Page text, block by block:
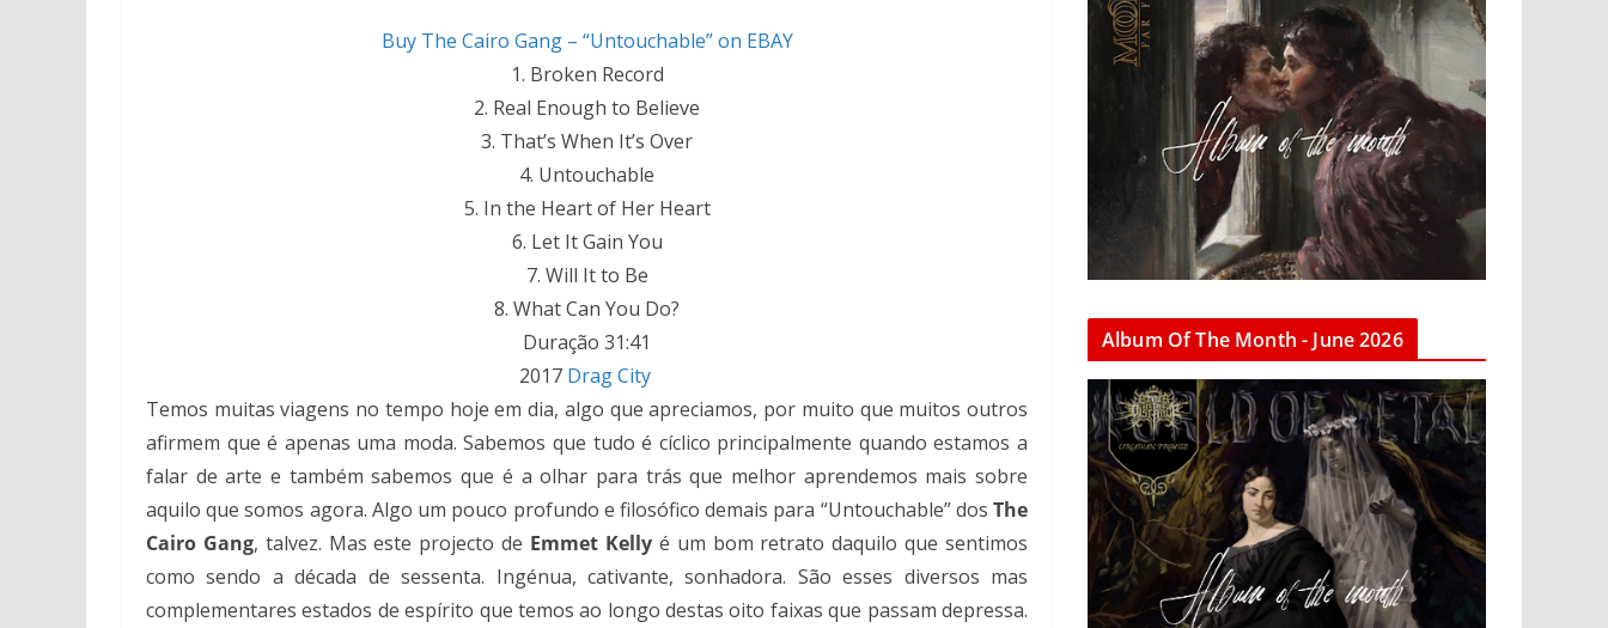
Buy The Cairo Gang – “Untouchable” on EBAY
1. Broken Record
2. Real Enough to Believe
3. That’s When It’s Over
4. Untouchable
5. In the Heart of Her Heart
6. Let It Gain You
7. Will It to Be
8. What Can You Do?
Duração 31:41
2017 Drag City
Temos muitas viagens no tempo hoje em dia, algo que apreciamos, por muito que muitos outros
afirmem que é apenas uma moda. Sabemos que tudo é cíclico principalmente quando estamos a
falar de arte e também sabemos que é a olhar para trás que melhor aprendemos mais sobre
aquilo que somos agora. Algo um pouco profundo e filosófico demais para “Untouchable” dos The
Cairo Gang, talvez. Mas este projecto de Emmet Kellyé um bom retrato daquilo que sentimos
como sendo a década de sessenta. Ingénua, cativante, sonhadora. São esses diversos mas
complementares estados de espírito que temos ao longo destas oito faixas que passam depressa.
Album Of The Month - June 2026